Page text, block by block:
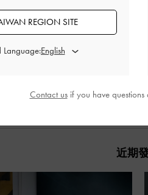
近期
REGION SITE
Language:
Contact usif you have questions